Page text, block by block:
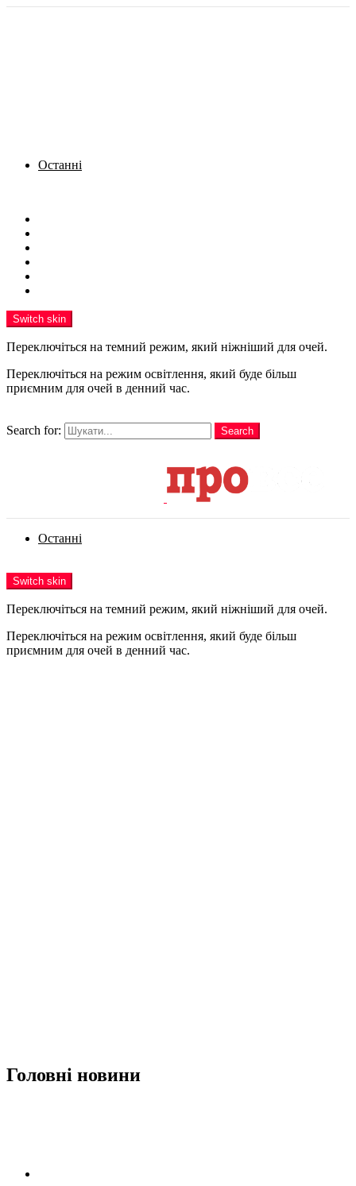
Останні
Switch skin
Переключіться на темний режим, який ніжніший для очей.
Переключіться на режим освітлення, який буде більш
приємним для очей в денний час.
Search for:
Search
Останні
Switch skin
Переключіться на темний режим, який ніжніший для очей.
Переключіться на режим освітлення, який буде більш
приємним для очей в денний час.
Головні новини